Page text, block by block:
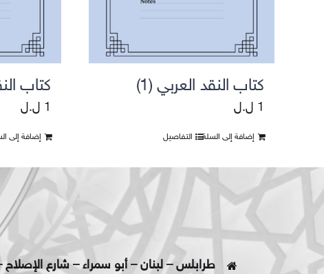
كتاب النقد العربي (1)
1 ل.ل
إضافة إلى السلة التفاصيل
كتاب
1 ل.ل
إضافة إلى
طرابلس – لبنان – أبو سمراء – شارع